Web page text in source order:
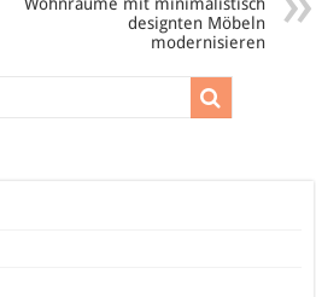
designten Möbeln
modernisieren